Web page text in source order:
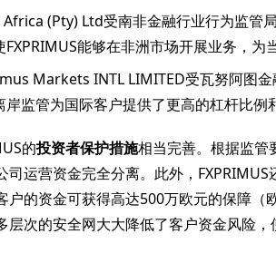
(Pty) Ltd受南非金融行业行为监管
能够在非洲市场开展业务，为
Markets INTL LIMITED受瓦努阿图金
监管为国际客户提供了更高的杠杆比例
的投资者保护措施相当完善。根据监管
司运营资金完全分离。此外，
户的资金可获得高达500万欧元的保障（
层次的安全网大大降低了客户资金风险，